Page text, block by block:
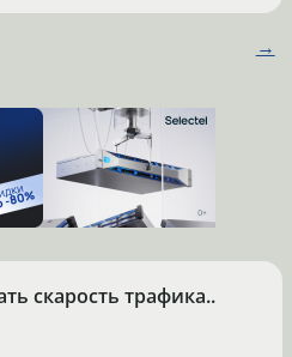
→
скарость трафика..